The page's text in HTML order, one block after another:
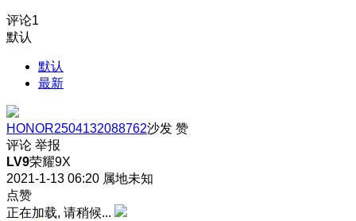
评论1
默认
默认
最新
HONOR2504132088762沙发 赞
评论 举报
LV9荣耀9X
2021-1-13 06:20 属地未知
点赞
正在加载, 请稍候...